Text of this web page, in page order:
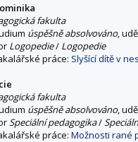
fakulta
úspěšně absolvováno,
Logopedie/ Logopedie
práce: Slyšící dítě v
fakulta
úspěšně absolvováno,
Speciální pedagogika/
práce: Možnosti rané